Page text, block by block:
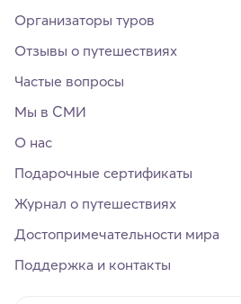
Организаторы туров
Отзывы о путешествиях
Частые вопросы
Мы в СМИ
О нас
Подарочные сертификаты
Журнал о путешествиях
Достопримечательности мира
Поддержка и контакты